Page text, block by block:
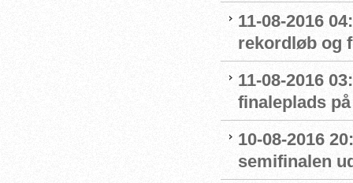
11-08-2016
rekordløb og
11-08-2016
finaleplads
10-08-2016
semifinalen